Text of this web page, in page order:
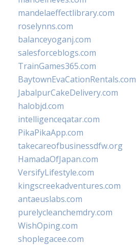
mandelaeffectlibrary.com
roselynns.com
balanceyoganj.com
salesforceblogs.com
TrainGames365.com
BaytownEvaCationRentals.com
JabalpurCakeDelivery.com
halobjd.com
intelligenceqatar.com
PikaPikaApp.com
takecareofbusinessdfw.org
HamadaOfJapan.com
VersifyLifestyle.com
kingscreekadventures.com
antaeuslabs.com
purelycleanchemdry.com
WishOping.com
shoplegacee.com